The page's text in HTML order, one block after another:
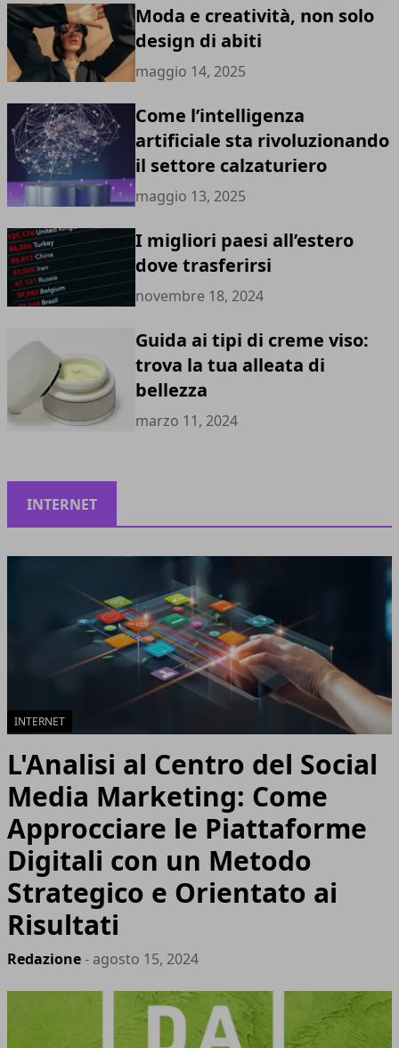
Moda e creatività, non solo
design di abiti
maggio 14, 2025
Come l’intelligenza
artificiale sta rivoluzionando
il settore calzaturiero
maggio 13, 2025
I migliori paesi all’estero
dove trasferirsi
novembre 18, 2024
Guida ai tipi di creme viso:
trova la tua alleata di
bellezza
marzo 11, 2024
INTERNET
INTERNET
L'Analisi al Centro del Social
Media Marketing: Come
Approcciare le Piattaforme
Digitali con un Metodo
Strategico e Orientato ai
Risultati
Redazione- agosto 15, 2024